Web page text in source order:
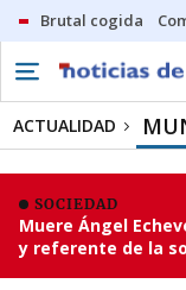
Brutal cogida
ACTUALIDAD
SOCIEDAD
Muere Ángel
y referente de la